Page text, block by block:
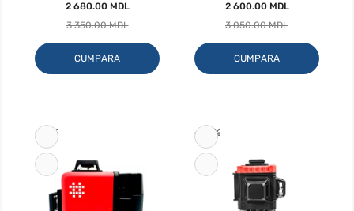
2 680.00 MDL
3 350.00 MDL
CUMPARA
2 600.00 MDL
3 050.00 MDL
CUMPARA
-15% -20%